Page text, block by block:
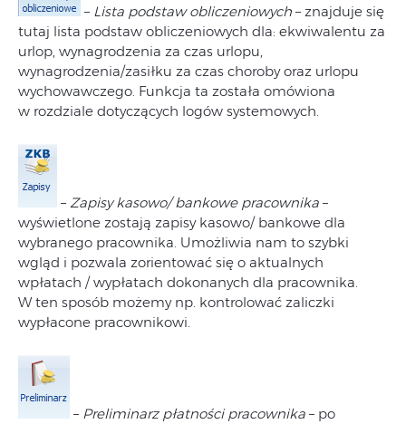
– Lista podstaw obliczeniowych – znajduje się
tutaj lista podstaw obliczeniowych dla: ekwiwalentu za
urlop, wynagrodzenia za czas urlopu,
wynagrodzenia/zasiłku za czas choroby oraz urlopu
wychowawczego. Funkcja ta została omówiona
w rozdziale dotyczących logów systemowych.
– Zapisy kasowo/ bankowe pracownika –
wyświetlone zostają zapisy kasowo/ bankowe dla
wybranego pracownika. Umożliwia nam to szybki
wgląd i pozwala zorientować się o aktualnych
wpłatach / wypłatach dokonanych dla pracownika.
W ten sposób możemy np. kontrolować zaliczki
wypłacone pracownikowi.
– Preliminarz płatności pracownika – po